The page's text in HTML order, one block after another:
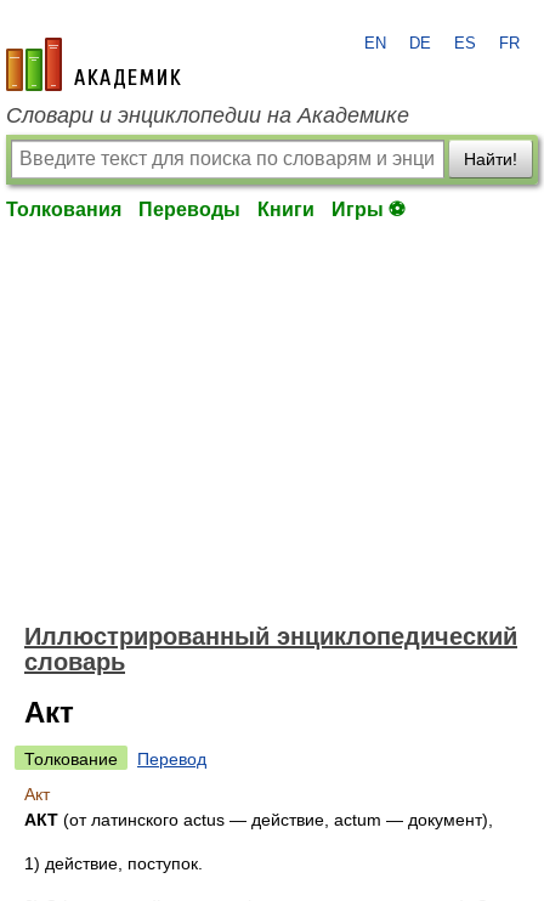
academic.ru
EN DE ES FR
Словари и энциклопедии на Академике
Найти!
Толкования Переводы Книги Игры ⚽
Иллюстрированный энциклопедический
словарь
Акт
Толкование
Перевод
Акт
АКТ (от латинского actus — действие, actum — документ),
1) действие, поступок.